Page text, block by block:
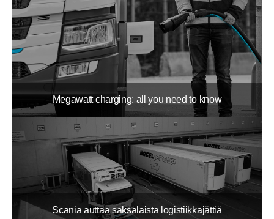
Megawatt charging: all you need to know
Scania auttaa saksalaista logistiikkajättiä